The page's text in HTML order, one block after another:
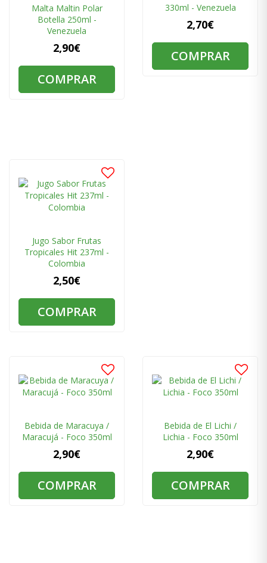
Malta Μaltin Polar
Botella 250ml -
Venezuela
2,90€
COMPRAR
330ml - Venezuela
2,70€
COMPRAR
Jugo Sabor Frutas
Tropicales Hit 237ml -
Colombia
2,50€
COMPRAR
Bebida de Maracuya /
Maracujá - Foco 350ml
2,90€
COMPRAR
Bebida de El Lichi /
Lichia - Foco 350ml
2,90€
COMPRAR